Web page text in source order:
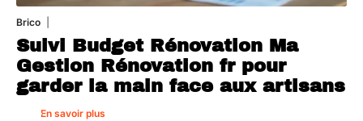
Brico
Suivi Budget Rénovation Ma
Gestion Rénovation fr pour
garder la main face aux artisans
En savoir plus